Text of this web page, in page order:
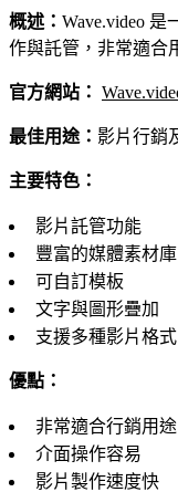
概述： Wave.video
作與託管，非常適合
官方網站：
最佳用途： 影片行銷
主要特色：
影片託管功能
豐富的媒體素材庫
可自訂模板
文字與圖形疊加
支援多種影片格式
優點：
非常適合行銷用途
介面操作容易
影片製作速度快